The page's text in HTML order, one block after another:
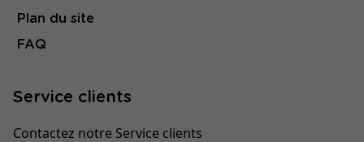
Plan du site
FAQ
Service clients
Contactez notre Service clients